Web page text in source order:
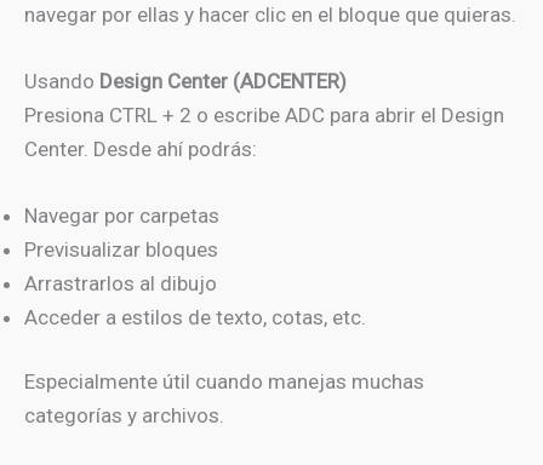
navegar por ellas y hacer clic en el bloque que quieras.
Usando Design Center (ADCENTER)
Presiona CTRL + 2 o escribe ADC para abrir el Design
Center. Desde ahí podrás:
Navegar por carpetas
Previsualizar bloques
Arrastrarlos al dibujo
Acceder a estilos de texto, cotas, etc.
Especialmente útil cuando manejas muchas
categorías y archivos.